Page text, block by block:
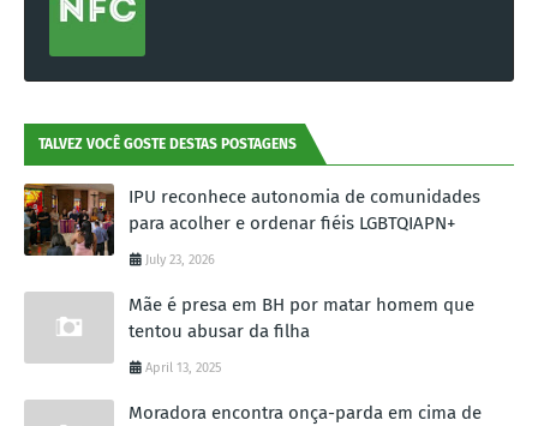
TALVEZ VOCÊ GOSTE DESTAS POSTAGENS
IPU reconhece autonomia de comunidades
para acolher e ordenar fiéis LGBTQIAPN+
July 23, 2026
Mãe é presa em BH por matar homem que
tentou abusar da filha
April 13, 2025
Moradora encontra onça-parda em cima de